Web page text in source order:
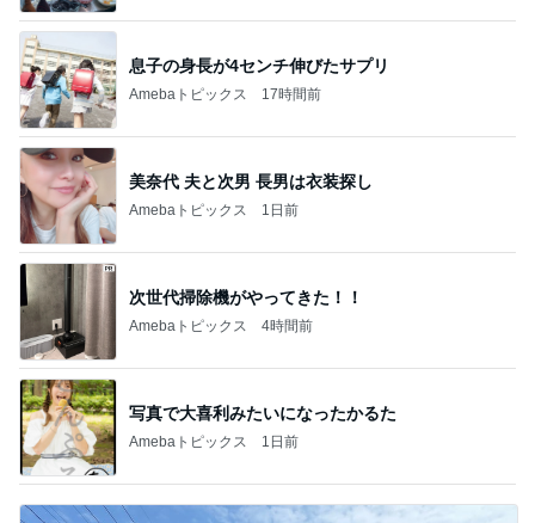
息子の身長が4センチ伸びたサプリ
Amebaトピックス 17時間前
美奈代 夫と次男 長男は衣装探し
Amebaトピックス 1日前
次世代掃除機がやってきた！！
Amebaトピックス 4時間前
写真で大喜利みたいになったかるた
Amebaトピックス 1日前